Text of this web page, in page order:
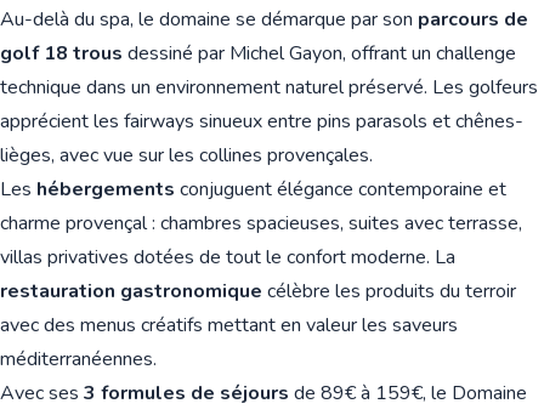
Au-delà du spa, le domaine se démarque par son parcours de
golf 18 trous dessiné par Michel Gayon, offrant un challenge
technique dans un environnement naturel préservé. Les golfeurs
apprécient les fairways sinueux entre pins parasols et chênes-
lièges, avec vue sur les collines provençales.
Les hébergements conjuguent élégance contemporaine et
charme provençal : chambres spacieuses, suites avec terrasse,
villas privatives dotées de tout le confort moderne. La
restauration gastronomique célèbre les produits du terroir
avec des menus créatifs mettant en valeur les saveurs
méditerranéennes.
Avec ses 3 formules de séjours de 89€ à 159€, le Domaine